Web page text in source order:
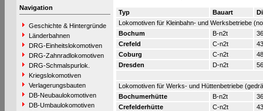
Navigation
Geschichte & Hintergründe
Länderbahnen
DRG-Einheitslokomotiven
DRG-Zahnradlokomotiven
DRG-Schmalspurlok.
Kriegslokomotiven
Verlagerungsbauten
DB-Neubaulokomotiven
DB-Umbaulokomotiven
Typ Bauart
Lokomotiven für Kleinbahn- und Werksbetriebe
Bochum
B-n2t
Crefeld
C-n2t
Coburg
C-n2t
Dresden
D-n2t
Lokomotiven für Werks- und Hüttenbetriebe
Bochumerhütte
B-n2t
Crefelderhütte
C-n2t